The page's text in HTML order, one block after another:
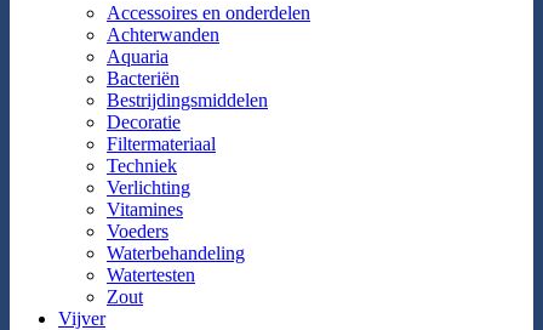
Accessoires en onderdelen
Achterwanden
Aquaria
Bacteriën
Bestrijdingsmiddelen
Decoratie
Filtermateriaal
Techniek
Verlichting
Vitamines
Voeders
Waterbehandeling
Watertesten
Zout
Vijver